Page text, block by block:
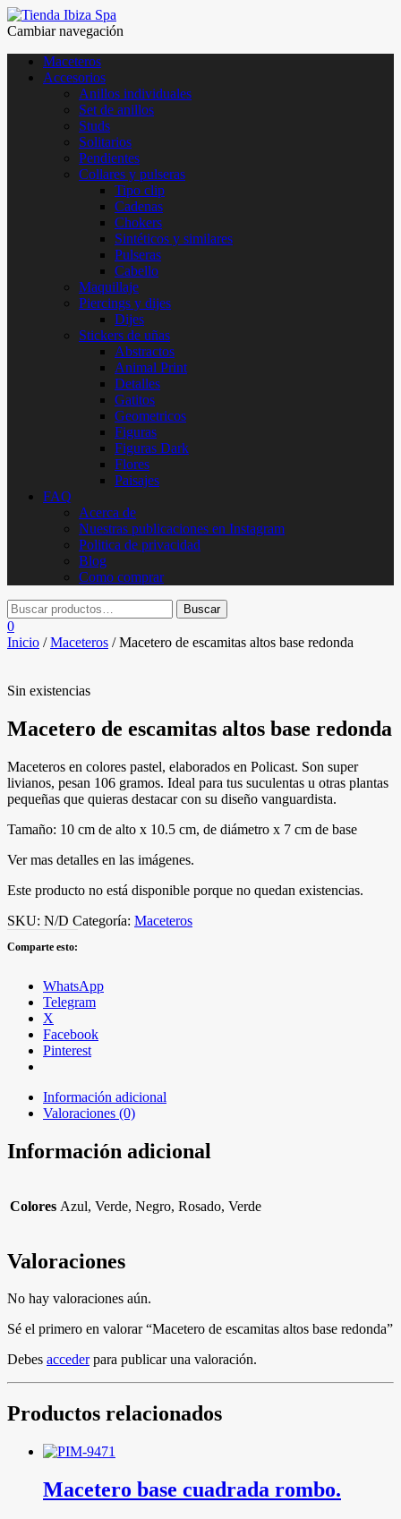
Cambiar navegación
Maceteros
Accesorios
Anillos individuales
Set de anillos
Studs
Solitarios
Pendientes
Collares y pulseras
Tipo clip
Cadenas
Chokers
Sintéticos y similares
Pulseras
Cabello
Maquillaje
Piercings y dijes
Dijes
Stickers de uñas
Abstractos
Animal Print
Detalles
Gatitos
Geometricos
Figuras
Figuras Dark
Flores
Paisajes
FAQ
Acerca de
Nuestras publicaciones en Instagram
Politica de privacidad
Blog
Como comprar
0
Inicio /Maceteros / Macetero de escamitas altos base redonda
Sin existencias
Macetero de escamitas altos base redonda
Maceteros en colores pastel, elaborados en Policast. Son super
livianos, pesan 106 gramos. Ideal para tus suculentas u otras plantas
pequeñas que quieras destacar con su diseño vanguardista.
Tamaño: 10 cm de alto x 10.5 cm, de diámetro x 7 cm de base
Ver mas detalles en las imágenes.
Este producto no está disponible porque no quedan existencias.
SKU: N/D Categoría: Maceteros
Comparte esto:
WhatsApp
Telegram
X
Facebook
Pinterest
Información adicional
Valoraciones (0)
Información adicional
Colores Azul, Verde, Negro, Rosado, Verde
Valoraciones
No hay valoraciones aún.
Sé el primero en valorar “Macetero de escamitas altos base redonda”
Debes accederpara publicar una valoración.
Productos relacionados
Macetero base cuadrada rombo.